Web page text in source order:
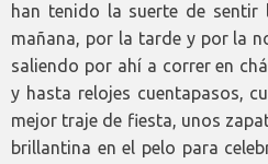
han tenido la suerte de
mañana, por la tarde y por la
saliendo por ahí a correr en
y hasta relojes cuentapasos,
mejor traje de fiesta, unos
brillantina en el pelo para